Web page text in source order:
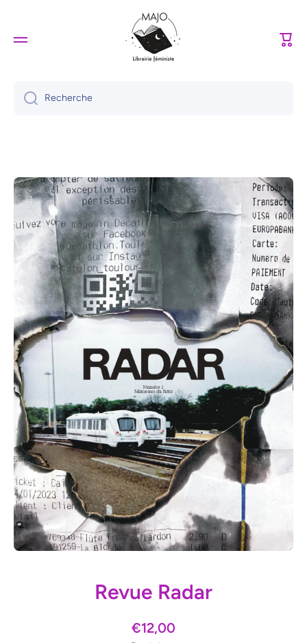
Ignorer et passer au contenu
Recherche
Passer aux informations produits
Revue Radar
€12,00